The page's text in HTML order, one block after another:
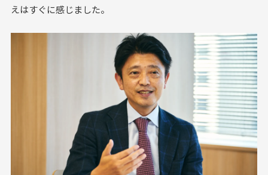
えはすぐに感じました。